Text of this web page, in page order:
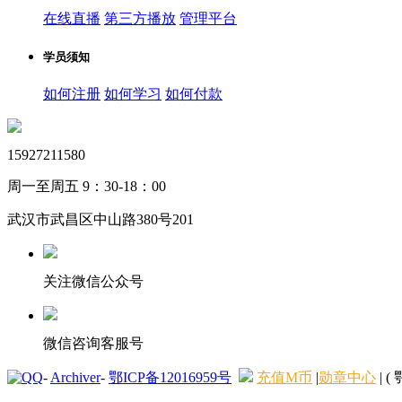
在线直播 第三方播放 管理平台
学员须知
如何注册 如何学习 如何付款
15927211580
周一至周五 9：30-18：00
武汉市武昌区中山路380号201
关注微信公众号
微信咨询客服号
-Archiver- 鄂ICP备12016959号 充值M币 |勋章中心 | (